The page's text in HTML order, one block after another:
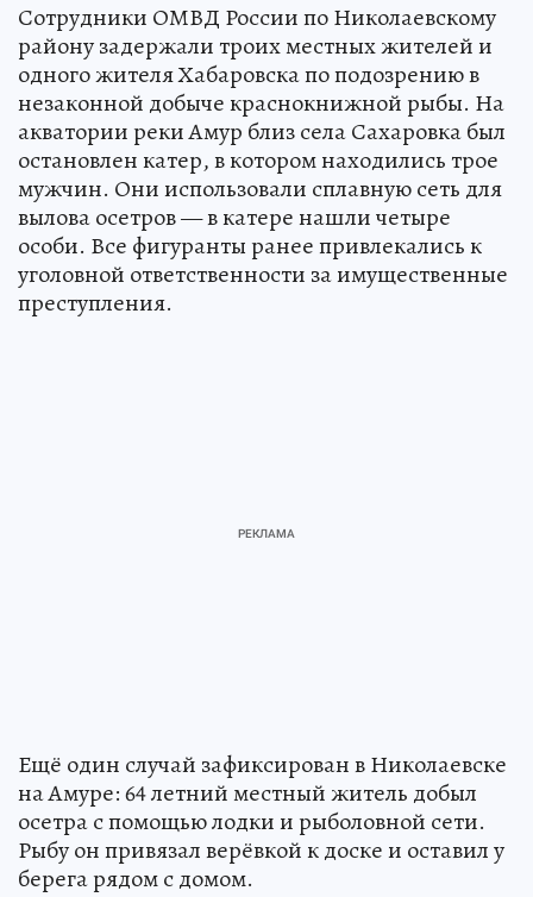
Сотрудники ОМВД России по Николаевскому
району задержали троих местных жителей и
одного жителя Хабаровска по подозрению в
незаконной добыче краснокнижной рыбы. На
акватории реки Амур близ села Сахаровка был
остановлен катер, в котором находились трое
мужчин. Они использовали сплавную сеть для
вылова осетров — в катере нашли четыре
особи. Все фигуранты ранее привлекались к
уголовной ответственности за имущественные
преступления.
Ещё один случай зафиксирован в Николаевске
на Амуре: 64 летний местный житель добыл
осетра с помощью лодки и рыболовной сети.
Рыбу он привязал верёвкой к доске и оставил у
берега рядом с домом.